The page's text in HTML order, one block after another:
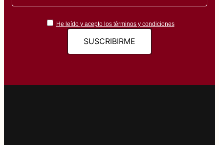
He leído y acepto los términos y condiciones